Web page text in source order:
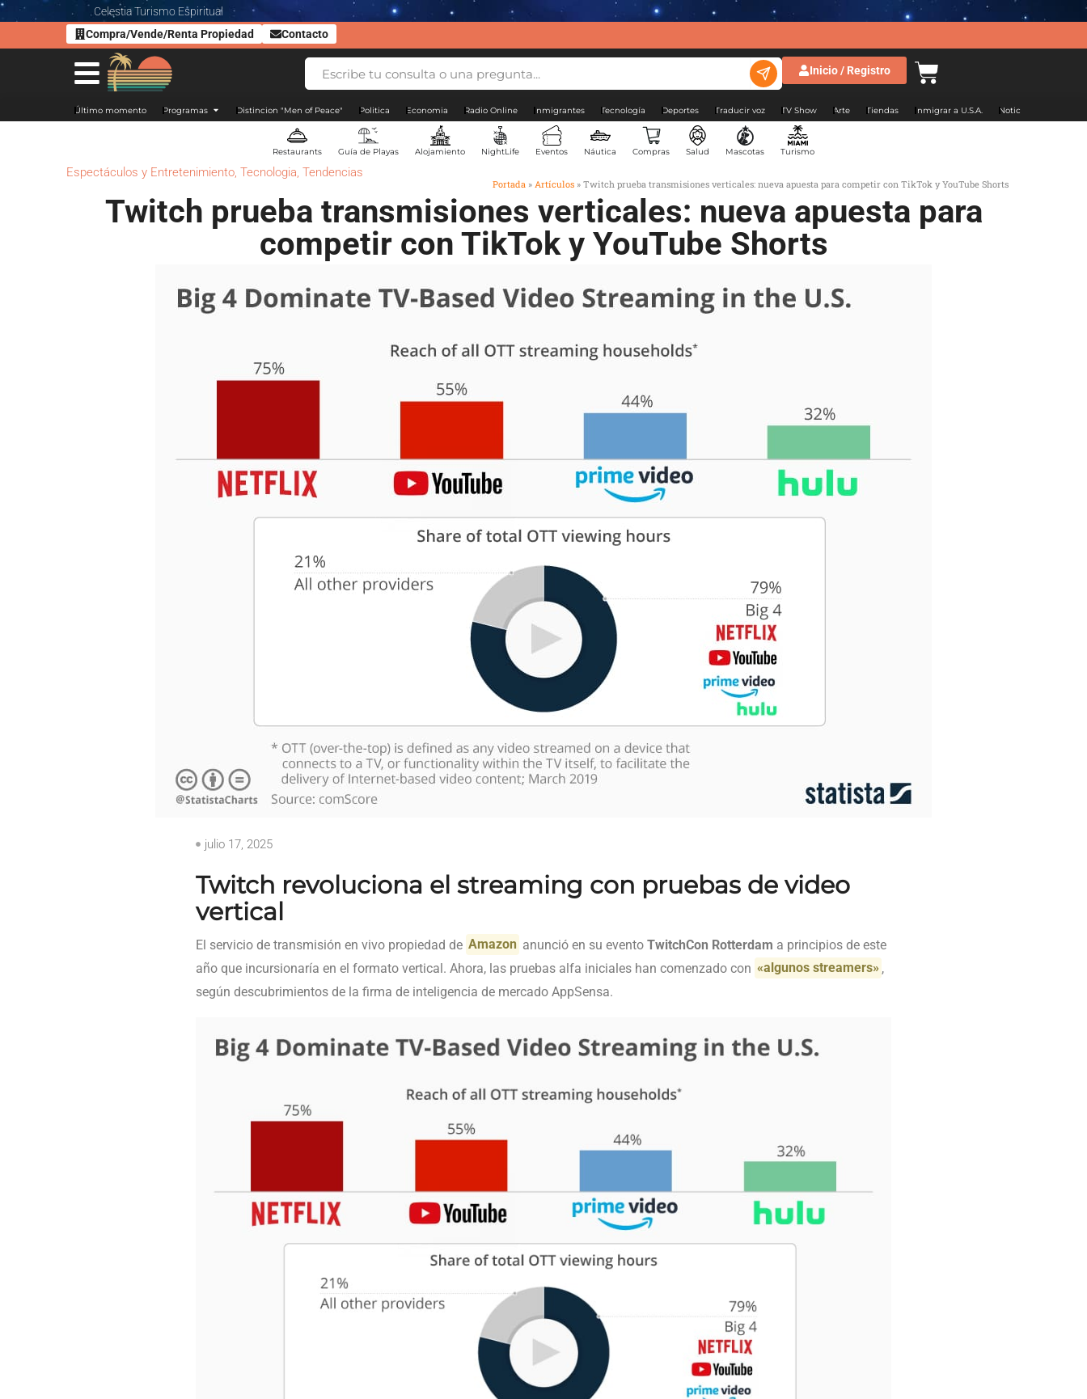
Celestia Turismo Espiritual
Compra/Vende/Renta Propiedad
Contacto
Inicio / Registro
Último momento Programas Distincion "Men of Peace" Politica Economia Radio Online Inmigrantes Tecnología Deportes Traducir voz TV Show Arte Tiendas Inmigrar a U.S.A. Noticias Argentina
Restaurants Guía de Playas Alojamiento NightLife Eventos Náutica Compras Salud Mascotas Turismo
Espectáculos y Entretenimiento, Tecnologia, Tendencias
Portada » Artículos » Twitch prueba transmisiones verticales: nueva apuesta para competir con TikTok y YouTube Shorts
Twitch prueba transmisiones verticales: nueva apuesta para
competir con TikTok y YouTube Shorts
julio 17, 2025
Twitch revoluciona el streaming con pruebas de video
vertical
El servicio de transmisión en vivo propiedad de Amazon anunció en su eventoTwitchCon Rotterdam a principios de este
año que incursionaría en el formato vertical. Ahora, las pruebas alfa iniciales han comenzado con «algunos streamers» ,
según descubrimientos de la firma de inteligencia de mercado AppSensa.